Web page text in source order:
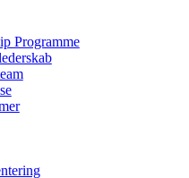
Programme